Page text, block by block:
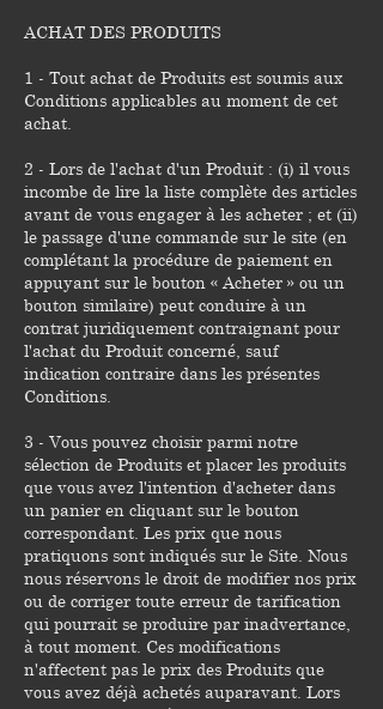
ACHAT DES PRODUITS
1 - Tout achat de Produits est soumis aux
Conditions applicables au moment de cet
achat.
2 - Lors de l'achat d'un Produit : (i) il vous
incombe de lire la liste complète des articles
avant de vous engager à les acheter ; et (ii)
le passage d'une commande sur le site (en
complétant la procédure de paiement en
appuyant sur le bouton « Acheter » ou un
bouton similaire) peut conduire à un
contrat juridiquement contraignant pour
l'achat du Produit concerné, sauf
indication contraire dans les présentes
Conditions.
3 - Vous pouvez choisir parmi notre
sélection de Produits et placer les produits
que vous avez l'intention d'acheter dans
un panier en cliquant sur le bouton
correspondant. Les prix que nous
pratiquons sont indiqués sur le Site. Nous
nous réservons le droit de modifier nos prix
ou de corriger toute erreur de tarification
qui pourrait se produire par inadvertance,
à tout moment. Ces modifications
n'affectent pas le prix des Produits que
vous avez déjà achetés auparavant. Lors